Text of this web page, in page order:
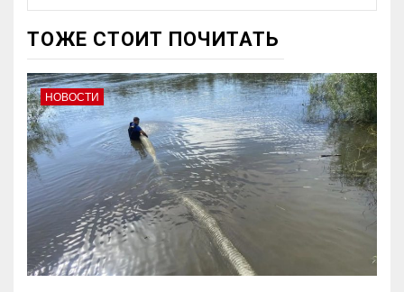
ТОЖЕ СТОИТ ПОЧИТАТЬ
НОВОСТИ